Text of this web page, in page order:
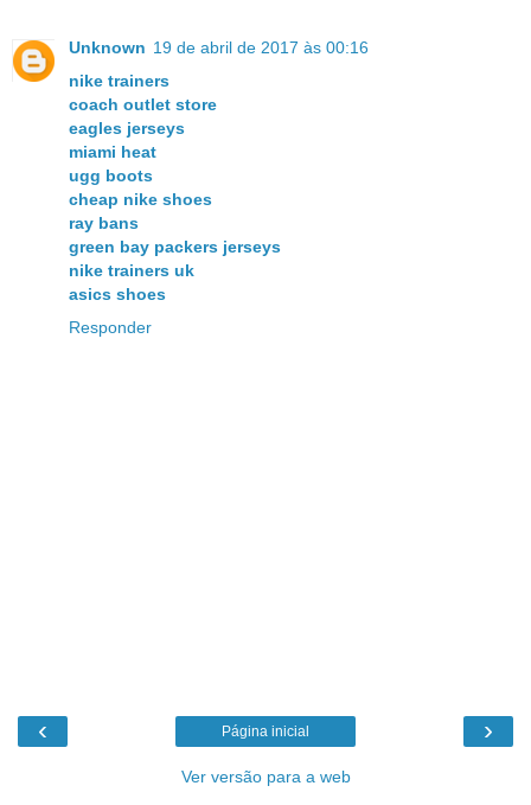
Unknown 19 de abril de 2017 às 00:16
nike trainers
coach outlet store
eagles jerseys
miami heat
ugg boots
cheap nike shoes
ray bans
green bay packers jerseys
nike trainers uk
asics shoes
Responder
‹ ›
Página inicial
Ver versão para a web